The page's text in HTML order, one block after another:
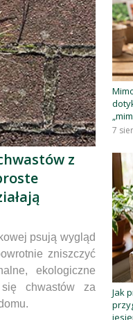
z
psują wygląd
zniszczyć
ekologiczne
chwastów za
7
Jak